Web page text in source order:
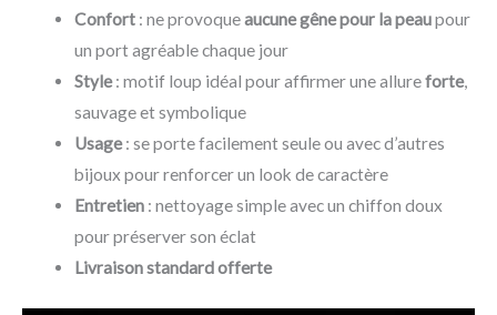
Confort: ne provoqueaucune gêne pour la peaupour
un port agréable chaque jour
Style: motif loup idéal pour affirmer une allureforte,
sauvage et symbolique
Usage: se porte facilement seule ou avec d’autres
bijoux pour renforcer un look de caractère
Entretien: nettoyage simple avec un chiffon doux
pour préserver son éclat
Livraison standard offerte